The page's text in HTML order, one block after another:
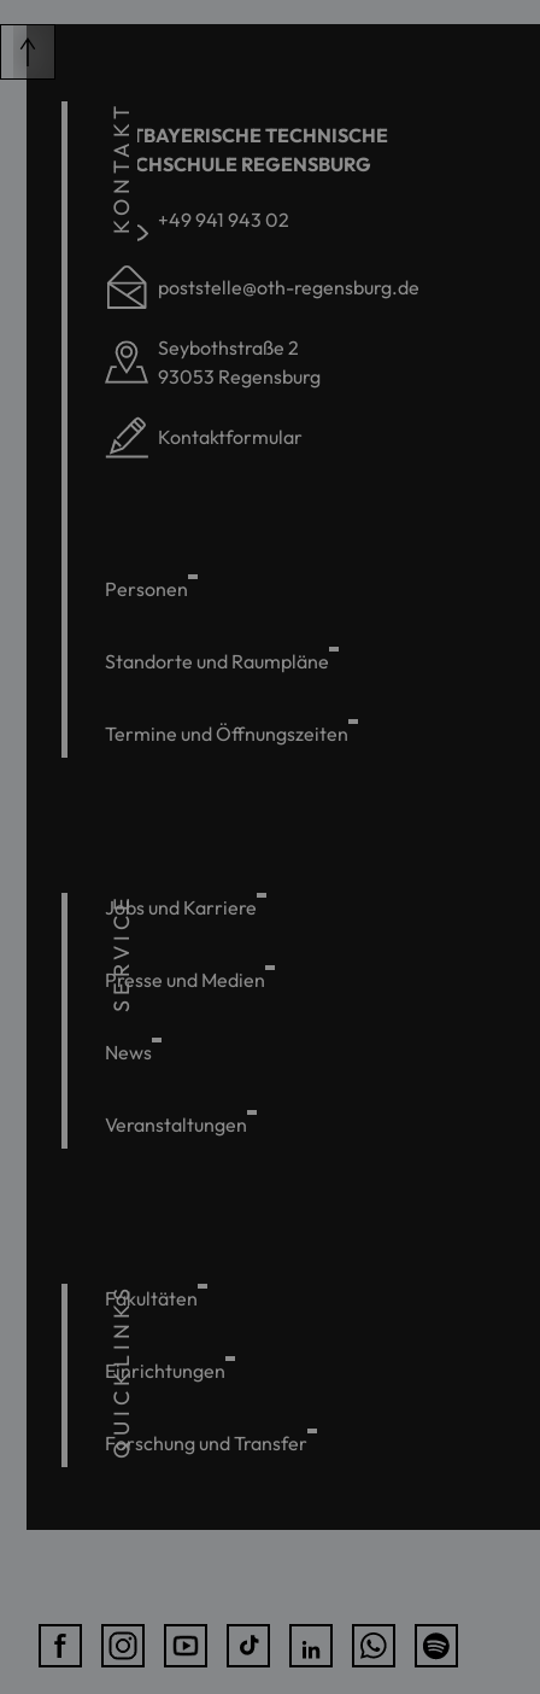
KONTAKT
OSTBAYERISCHE TECHNISCHE
HOCHSCHULE REGENSBURG
+49 941 943 02
poststelle@oth-regensburg.de
Seybothstraße 2
93053 Regensburg
Kontaktformular
Personen
Standorte und Raumpläne
Termine und Öffnungszeiten
SERVICE
Jobs und Karriere
Presse und Medien
News
Veranstaltungen
QUICKLINKS
Fakultäten
Einrichtungen
Forschung und Transfer